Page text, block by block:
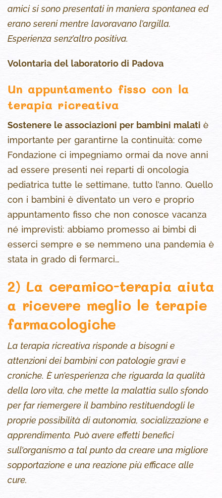
amici si sono presentati in maniera spontanea ed
erano sereni mentre lavoravano l’argilla.
Esperienza senz’altro positiva.
Volontaria del laboratorio di Padova
Un appuntamento fisso con la
terapia ricreativa
Sostenere le associazioni per bambini malati è
importante per garantirne la continuità: come
Fondazione ci impegniamo ormai da nove anni
ad essere presenti nei reparti di oncologia
pediatrica tutte le settimane, tutto l’anno. Quello
con i bambini è diventato un vero e proprio
appuntamento fisso che non conosce vacanza
né imprevisti: abbiamo promesso ai bimbi di
esserci sempre e se nemmeno una pandemia è
stata in grado di fermarci…
2) La ceramico-terapia aiuta
a ricevere meglio le terapie
farmacologiche
La terapia ricreativa risponde a bisogni e
attenzioni dei bambini con patologie gravi e
croniche. È un’esperienza che riguarda la qualità
della loro vita, che mette la malattia sullo sfondo
per far riemergere il bambino restituendogli le
proprie possibilità di autonomia, socializzazione e
apprendimento. Può avere effetti benefici
sull’organismo a tal punto da creare una migliore
sopportazione e una reazione più efficace alle
cure.